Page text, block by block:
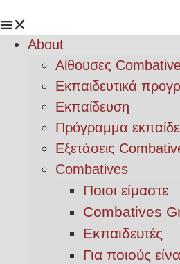
About
Αίθουσες
Εκπαιδευτικά
Εκπαίδευση
Πρόγραμμα
Εξετάσεις
Combatives
Ποιοι είμαστε
Combatives
Εκπαιδευτές
Για ποιούς